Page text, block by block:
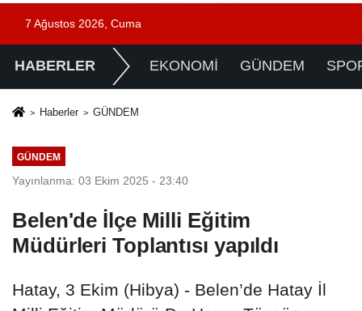
7 Ağustos 2026, Cuma
HABERLER EKONOMİ GÜNDEM
Haberler GÜNDEM
GÜNDEM
Yayınlanma: 03 Ekim 2025 - 23:40
Belen'de İlçe Milli Eğitim
Müdürleri Toplantısı yapıldı
Hatay, 3 Ekim (Hibya) - Belen’de Hatay İl